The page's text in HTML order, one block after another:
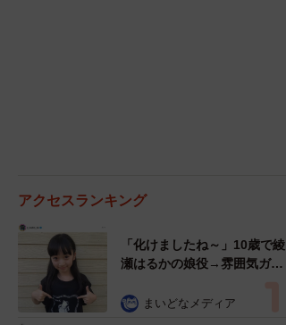
アクセスランキング
「化けましたね～」10歳で綾
瀬はるかの娘役→雰囲気ガラ
雰囲気が」「宝塚に入れそ
まいどなメディア